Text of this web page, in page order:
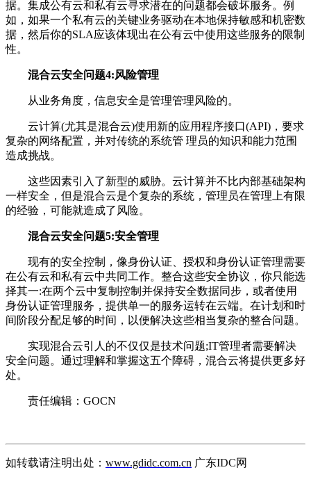
据。集成公有云和私有云寻求潜在的问题都会破坏服务。例
如，如果一个私有云的关键业务驱动在本地保持敏感和机密数
据，然后你的SLA应该体现出在公有云中使用这些服务的限制
性。
混合云安全问题4:风险管理
从业务角度，信息安全是管理管理风险的。
云计算(尤其是混合云)使用新的应用程序接口(API)，要求
复杂的网络配置，并对传统的系统管 理员的知识和能力范围
造成挑战。
这些因素引入了新型的威胁。云计算并不比内部基础架构
一样安全，但是混合云是个复杂的系统，管理员在管理上有限
的经验，可能就造成了风险。
混合云安全问题5:安全管理
现有的安全控制，像身份认证、授权和身份认证管理需要
在公有云和私有云中共同工作。整合这些安全协议，你只能选
择其一:在两个云中复制控制并保持安全数据同步，或者使用
身份认证管理服务，提供单一的服务运转在云端。在计划和时
间阶段分配足够的时间，以便解决这些相当复杂的整合问题。
实现混合云引人的不仅仅是技术问题;IT管理者需要解决
安全问题。通过理解和掌握这五个障碍，混合云将提供更多好
处。
责任编辑：GOCN
如转载请注明出处： www.gdidc.com.cn 广东IDC网